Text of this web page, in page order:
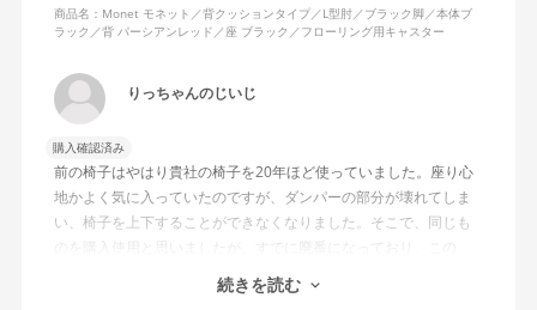
商品名：Monet モネット／背クッションタイプ／L型肘／ブラック脚／本体ブ
ラック／背 パーシアンレッド／座 ブラック／フローリング用キャスター
りっちゃんのじいじ
購入確認済み
前の椅子はやはり貴社の椅子を20年ほど使っていました。座り心
地かよく気に入っていたのですが、ダンパーの部分が壊れてしま
い、椅子を上下することができなくなりました。そこで、同じも
のを購入使用と思いましたが、すでに廃番になっており、この
MonEtを購入しました。やや固めの椅子ですが、使っているうち
になじんでくるのではと思っています。フローリング床で使って
続きを読む